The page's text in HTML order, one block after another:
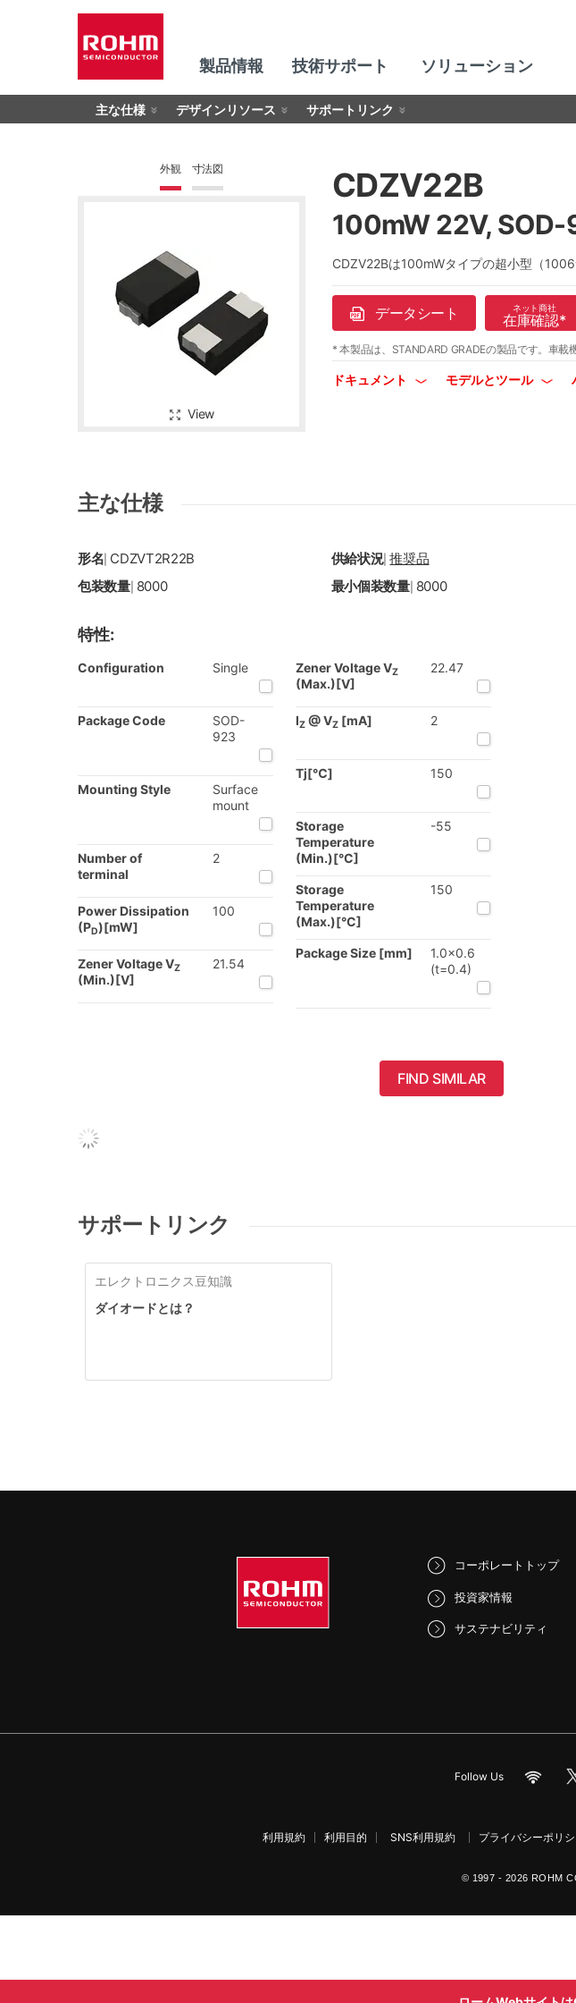
製品情報 技術サポート ソリューション
主な仕様 デザインリソース サポートリンク
外観 寸法図
View
CDZV22B
100mW 22V, SOD-
CDZV22Bは100mWタイプの超小型（
データシート ネット商社
在庫確認*
* 本製品は、STANDARD GRADEの製品です。 車載
ドキュメント モデルとツール
主な仕様
形名 CDZVT2R22B 供給状況|推奨品
包装数量| 8000 最小個装数量| 8000
特性:
Configuration Single
Package Code
SOD-
923
Mounting Style
Surface
mount
Number of
terminal
2
Power Dissipation
(PD)[mW]
100
Zener Voltage VZ
(Min.)[V]
21.54
Zener Voltage VZ
(Max.)[V]
22.47
IZ@ VZ[mA] 2
Tj[℃] 150
Storage
Temperature
(Min.)[°C]
-55
Storage
Temperature
(Max.)[°C]
150
Package Size [mm]
1.0x0.6
(t=0.4)
FIND SIMILAR
サポートリンク
エレクトロニクス豆知識
ダイオードとは？
コーポレートトップ
投資家情報
サステナビリティ
Follow Us
利用規約 利用目的 SNS利用規約 プライバシーポリ
© 1997 - 2026 ROHM